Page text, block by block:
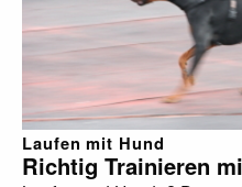
Laufen mit Hund
Richtig Trainieren